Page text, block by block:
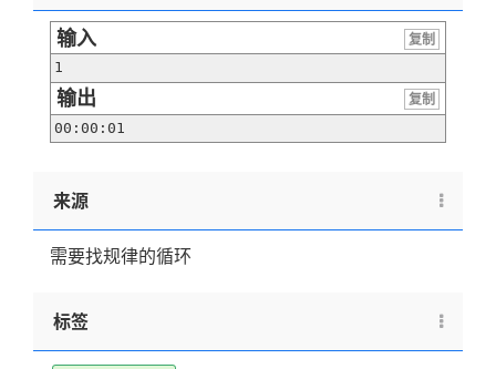
输入
复制
1
输出
复制
00:00:01
来源
需要找规律的循环
标签